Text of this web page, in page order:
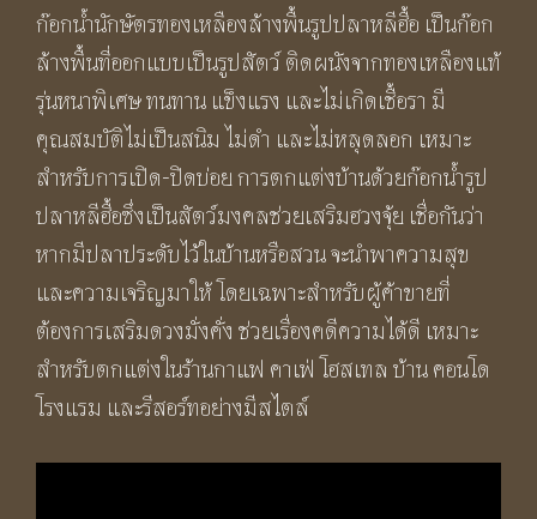
ก๊อกน้ำนักษัตรทองเหลืองล้างพื้นรูปปลาหลีฮื้อ เป็นก๊อก
ล้างพื้นที่ออกแบบเป็นรูปสัตว์ ติดผนังจากทองเหลืองแท้
รุ่นหนาพิเศษ ทนทาน แข็งแรง และไม่เกิดเชื้อรา มี
คุณสมบัติไม่เป็นสนิม ไม่ดำ และไม่หลุดลอก เหมาะ
สำหรับการเปิด-ปิดบ่อย การตกแต่งบ้านด้วยก๊อกน้ำรูป
ปลาหลีฮื้อซึ่งเป็นสัตว์มงคลช่วยเสริมฮวงจุ้ย เชื่อกันว่า
หากมีปลาประดับไว้ในบ้านหรือสวน จะนำพาความสุข
และความเจริญมาให้ โดยเฉพาะสำหรับผู้ค้าขายที่
ต้องการเสริมดวงมั่งคั่ง ช่วยเรื่องคดีความได้ดี เหมาะ
สำหรับตกแต่งในร้านกาแฟ คาเฟ่ โฮสเทล บ้าน คอนโด
โรงแรม และรีสอร์ทอย่างมีสไตล์